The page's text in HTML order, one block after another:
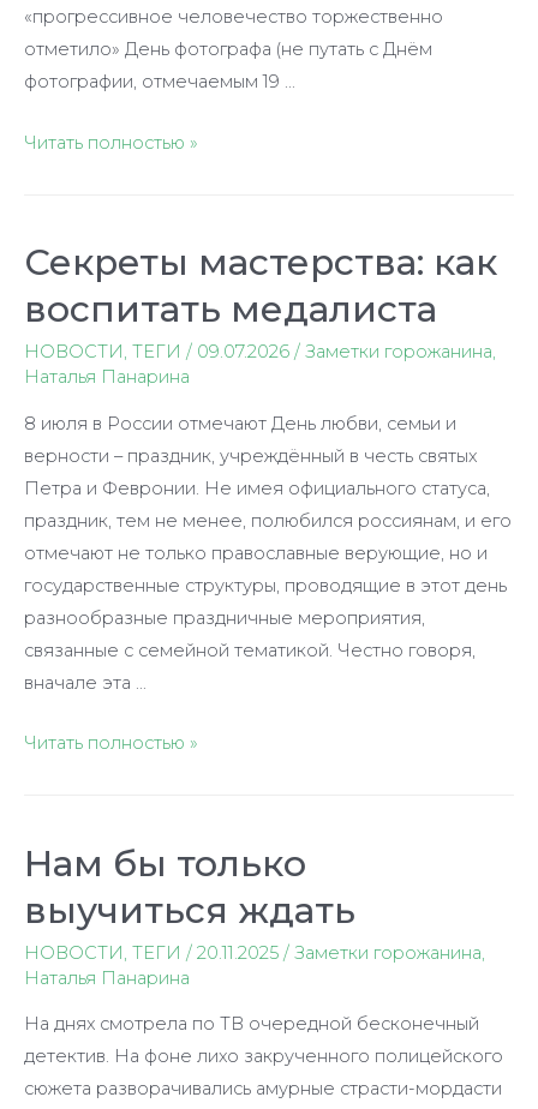
«прогрессивное человечество торжественно
отметило» День фотографа (не путать с Днём
фотографии, отмечаемым 19 …
«Стильный»
Читать полностью »
Секреты мастерства: как
воспитать медалиста
НОВОСТИ , ТЕГИ / 09.07.2026 / Заметки горожанина,
Наталья Панарина
8 июля в России отмечают День любви, семьи и
верности – праздник, учреждённый в честь святых
Петра и Февронии. Не имея официального статуса,
праздник, тем не менее, полюбился россиянам, и его
отмечают не только православные верующие, но и
государственные структуры, проводящие в этот день
разнообразные праздничные мероприятия,
связанные с семейной тематикой. Честно говоря,
вначале эта …
Секреты
медалиста
Читать полностью »
Нам бы только
выучиться ждать
НОВОСТИ, ТЕГИ / 20.11.2025 / Заметки горожанина,
Наталья Панарина
На днях смотрела по ТВ очередной бесконечный
детектив. На фоне лихо закрученного полицейского
сюжета разворачивались амурные страсти-мордасти